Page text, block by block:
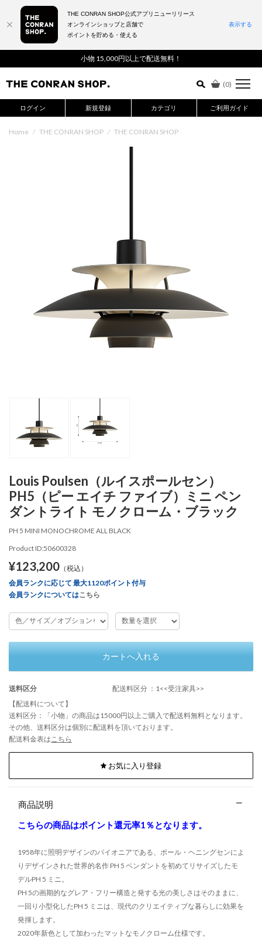
小物 15,000円以上で配送無料！
(0)
ログイン 新規登録 カテゴリ ご利用ガイド
詳細検索はこちら
Home / THE CONRAN SHOP / THE CONRAN SHOP
Louis Poulsen（ルイスポールセン）
PH5（ピー エイチ ファイブ）ミニ ペン
ダントライト モノクローム・ブラック
PH 5 MINI MONOCHROME ALL BLACK
Product ID:50600328
¥123,200 （税込）
会員ランクに応じて 最大1120ポイント付与
会員ランクについてはこちら
カートへ入れる
送料区分
配送料区分 ：1<<受注家具>>
【配送料について】
送料区分：「小物」の商品は15000円以上ご購入で配送料無料となります。
その他、送料区分は個別に配送料を頂いております。
配送料金表は こちら
お気に入り登録
商品説明
こちらの商品はポイント還元率1％となります。
1958年に照明デザインのパイオニアである、ポール・ヘニングセンによ
りデザインされた世界的名作 PH 5 ペンダントを初めてリサイズしたモ
デルPH 5 ミニ。
PH 5の画期的なグレア・フリー構造と発する光の美しさはそのままに、
一回り小型化したPH 5 ミニは、現代のクリエイティブな暮らしに効果を
発揮します。
2020年新色として加わったマットなモノクローム仕様です。
THE CONRAN SHOP公式アプリニューリリース
オンラインショップと店舗で
ポイントを貯める・使える
表示する